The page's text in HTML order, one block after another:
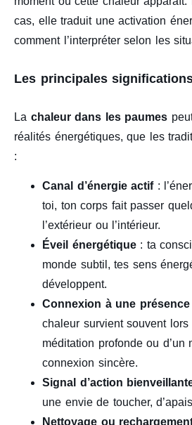
cas, elle traduit une activation
comment l’interpréter selon les
Les principales
La chaleur dans les paumes
réalités énergétiques, que les
:
Canal d’énergie actif:
toi, ton corps fait passer
l’extérieur ou l’intérieur.
Éveil énergétique: ta
monde subtil, tes sens
développent.
Connexion à une
chaleur survient souvent lors
méditation profonde ou d’un
connexion sincère.
Signal d’action
une envie de toucher,
Nettoyage ou